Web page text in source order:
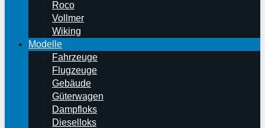
Roco
Vollmer
Wiking
Modelle
Fahrzeuge
Flugzeuge
Gebäude
Güterwagen
Dampfloks
Dieselloks